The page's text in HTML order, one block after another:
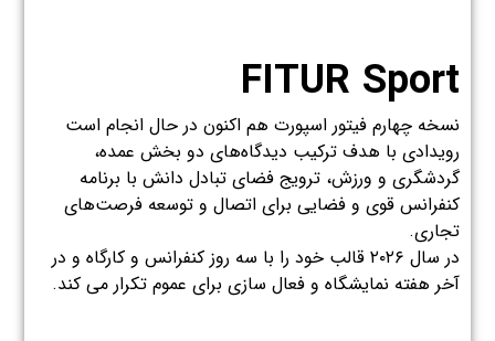
FITUR Sport
نسخه چهارم فیتور اسپورت هم اکنون در حال انجام است
رویدادی با هدف ترکیب دیدگاه‌های دو بخش عمده،
گردشگری و ورزش، ترویج فضای تبادل دانش با برنامه
کنفرانس قوی و فضایی برای اتصال و توسعه فرصت‌های
تجاری.
در سال ۲۰۲۶ قالب خود را با سه روز کنفرانس و کارگاه و در
آخر هفته نمایشگاه و فعال سازی برای عموم تکرار می کند.